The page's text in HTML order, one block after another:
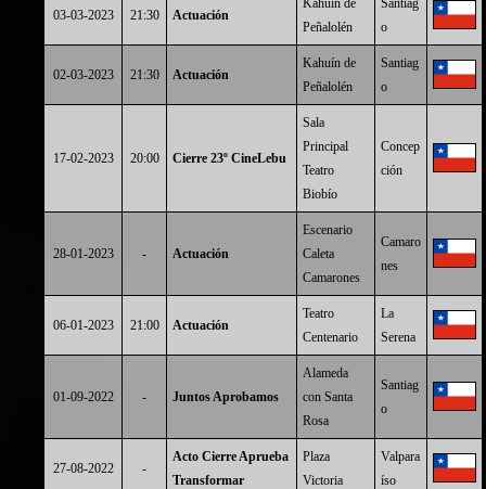
03-03-2023 21:30 Actuación
Kahuín de
Peñalolén
Santiag
o
02-03-2023 21:30 Actuación
Kahuín de
Peñalolén
Santiag
o
17-02-2023 20:00 Cierre 23º CineLebu
Sala
Principal
Teatro
Biobío
Concep
ción
28-01-2023 - Actuación
Escenario
Caleta
Camarones
Camaro
nes
06-01-2023 21:00 Actuación
Teatro
Centenario
La
Serena
01-09-2022 - Juntos Aprobamos
Alameda
con Santa
Rosa
Santiag
o
27-08-2022 -
Acto Cierre Aprueba
Transformar
Plaza
Victoria
Valpara
íso